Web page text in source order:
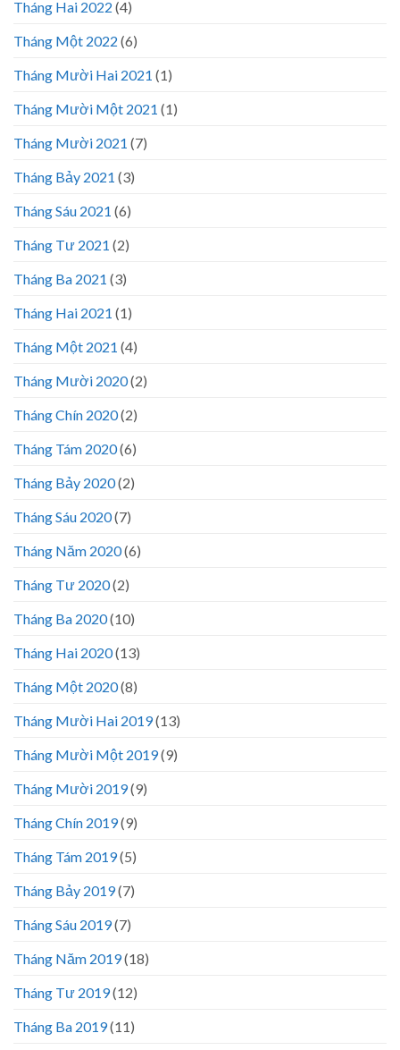
Tháng Hai 2022 (4)
Tháng Một 2022 (6)
Tháng Mười Hai 2021 (1)
Tháng Mười Một 2021 (1)
Tháng Mười 2021 (7)
Tháng Bảy 2021 (3)
Tháng Sáu 2021 (6)
Tháng Tư 2021 (2)
Tháng Ba 2021 (3)
Tháng Hai 2021 (1)
Tháng Một 2021 (4)
Tháng Mười 2020(2)
Tháng Chín 2020(2)
Tháng Tám 2020(6)
Tháng Bảy 2020(2)
Tháng Sáu 2020(7)
Tháng Năm 2020(6)
Tháng Tư 2020(2)
Tháng Ba 2020(10)
Tháng Hai 2020(13)
Tháng Một 2020(8)
Tháng Mười Hai 2019(13)
Tháng Mười Một 2019(9)
Tháng Mười 2019(9)
Tháng Chín 2019(9)
Tháng Tám 2019(5)
Tháng Bảy 2019(7)
Tháng Sáu 2019(7)
Tháng Năm 2019(18)
Tháng Tư 2019(12)
Tháng Ba 2019(11)